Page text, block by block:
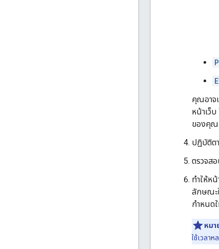
คุณอาจ
หน้าเว็บ
ของคุณ
ปฏิบัติต
ตรวจส
ทำให้ห
ลักษณะ
กำหนด
หมา
ใช้เวลา